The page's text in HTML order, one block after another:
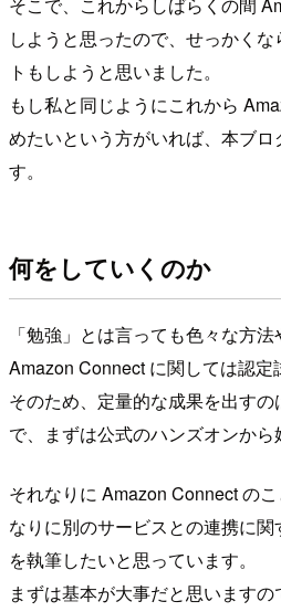
しようと思ったので、せっかく
トもしようと思いました。
もし私と同じようにこれから
めたいという方がいれば、本ブ
す。
何をしていくのか
「勉強」とは言っても色々な方法
Amazon Connect に関しては認定
そのため、定量的な成果を出す
で、まずは公式のハンズオンから
それなりに Amazon Connect の
なりに別のサービスとの連携に
を執筆したいと思っています。
まずは基本が大事だと思います